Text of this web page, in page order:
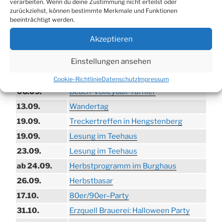
verarbeiten. Wenn du deine Zustimmung nicht erteilst oder
zurückziehst, können bestimmte Merkmale und Funktionen
beeinträchtigt werden.
Akzeptieren
Einstellungen ansehen
Cookie-RichtlinieDatenschutzImpressum
TERMINE
Biergarten-Wochenenden der Erzquell
Trödelmarkt in der Ortsmitte
Sommerfest in Helmerhausen
06.09.
Beach-Volleyball-Turnier
13.09.
Wandertag
19.09.
Treckertreffen in Hengstenberg
19.09.
Lesung im Teehaus
23.09.
Lesung im Teehaus
ab 24.09.
Herbstprogramm im Burghaus
26.09.
Herbstbasar
17.10.
80er/90er–Party
31.10.
Erzquell Brauerei: Halloween Party